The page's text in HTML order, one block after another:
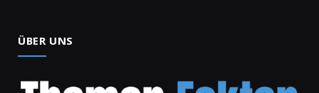
ÜBER UNS